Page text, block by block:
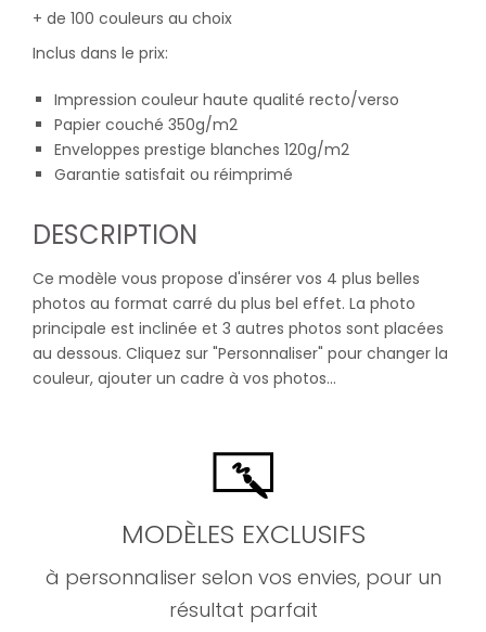
+ de 100 couleurs au choix
Inclus dans le prix:
Impression couleur haute qualité recto/verso
Papier couché 350g/m2
Enveloppes prestige blanches 120g/m2
Garantie satisfait ou réimprimé
DESCRIPTION
Ce modèle vous propose d'insérer vos 4 plus belles
photos au format carré du plus bel effet. La photo
principale est inclinée et 3 autres photos sont placées
au dessous. Cliquez sur "Personnaliser" pour changer la
couleur, ajouter un cadre à vos photos...
MODÈLES EXCLUSIFS
à personnaliser selon vos envies, pour un
résultat parfait